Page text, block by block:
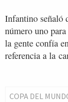
Infantino señaló
número uno
la gente confía
referencia a la
COPA DEL